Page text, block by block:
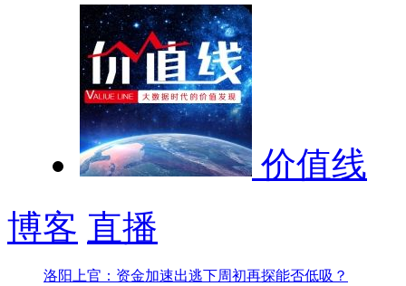
价值线
博客 直播
洛阳上官：资金加速出逃下周初再探能否低吸？